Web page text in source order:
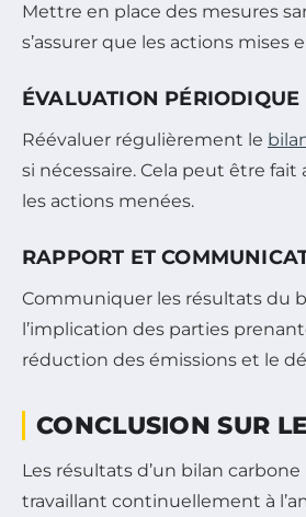
Mettre en place des mesures
s’assurer que les actions
ÉVALUATION PÉRIODIQUE
Réévaluer régulièrement le
si nécessaire. Cela peut être
les actions menées.
RAPPORT ET
Communiquer les résultats du
l’implication des parties
réduction des émissions et le
CONCLUSION SUR
Les résultats d’un bilan
travaillant continuellement à